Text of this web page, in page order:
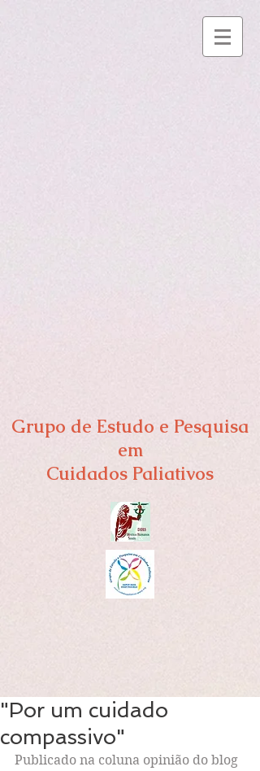
Grupo de Estudo e Pesquisa
em
Cuidados Paliativos
"Por um cuidado
compassivo"
Publicado na coluna opinião do blog